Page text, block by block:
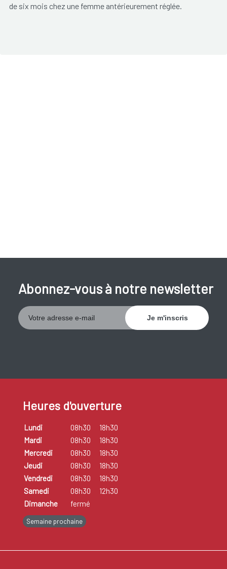
de six mois chez une femme antérieurement réglée.
Abonnez-vous à notre newsletter
Heures d'ouverture
Lundi 08h30
18h30
Mardi
08h30
18h30
Mercredi
08h30
18h30
Jeudi
08h30
18h30
Vendredi
08h30
18h30
Samedi
08h30
12h30
Dimanche
fermé
Semaine prochaine